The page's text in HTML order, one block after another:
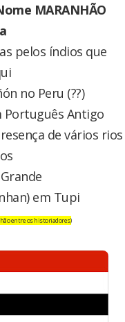
MARANHÃO
pelos índios que
no Peru (??)
Português Antigo
de vários rios
em Tupi
entre os historiadores)